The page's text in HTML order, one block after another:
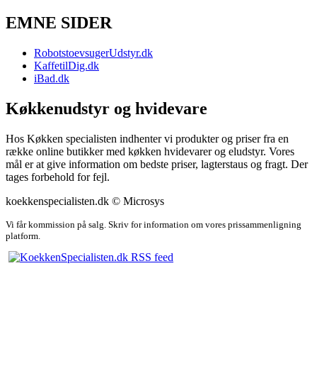
EMNE SIDER
RobotstoevsugerUdstyr.dk
KaffetilDig.dk
iBad.dk
Køkkenudstyr og hvidevare
Hos Køkken specialisten indhenter vi produkter og priser fra en
række online butikker med køkken hvidevarer og eludstyr. Vores
mål er at give information om bedste priser, lagterstaus og fragt. Der
tages forbehold for fejl.
koekkenspecialisten.dk © Microsys
Vi får kommission på salg. Skriv for information om vores prissammenligning
platform.